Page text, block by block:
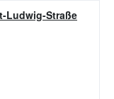
Ludwig-Straße